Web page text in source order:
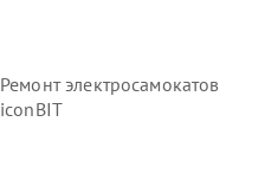
Ремонт электросамокатов
iconBIT